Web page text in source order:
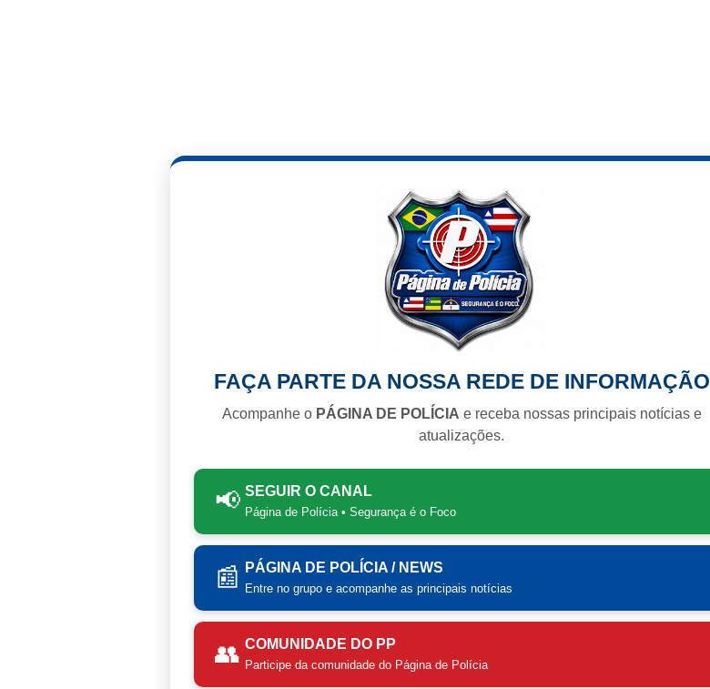
FAÇA PARTE DA NOSSA REDE DE INFORMAÇÃO
Acompanhe o PÁGINA DE POLÍCIA e receba nossas principais notícias e
atualizações.
📢 SEGUIR O CANAL
Página de Polícia • Segurança é o Foco
📰 PÁGINA DE POLÍCIA / NEWS
Entre no grupo e acompanhe as principais notícias
👥 COMUNIDADE DO PP
Participe da comunidade do Página de Polícia